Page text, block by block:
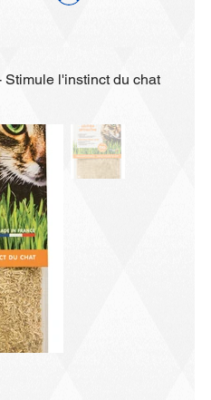
Stimule l'instinct du chat